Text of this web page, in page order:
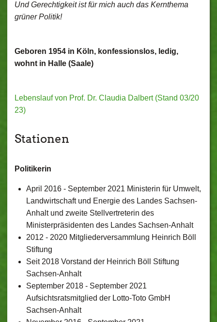
Und Gerechtigkeit ist für mich auch das Kernthema
grüner Politik!
Geboren 1954 in Köln, konfessionslos, ledig,
wohnt in Halle (Saale)
Lebenslauf von Prof. Dr. Claudia Dalbert (Stand 03/20
23)
Stationen
Politikerin
April 2016 - September 2021 Ministerin für Umwelt,
Landwirtschaft und Energie des Landes Sachsen-
Anhalt und zweite Stellvertreterin des
Ministerpräsidenten des Landes Sachsen-Anhalt
2012 - 2020 Mitgliederversammlung Heinrich Böll
Stiftung
Seit 2018 Vorstand der Heinrich Böll Stiftung
Sachsen-Anhalt
September 2018 - September 2021
Aufsichtsratsmitglied der Lotto-Toto GmbH
Sachsen-Anhalt